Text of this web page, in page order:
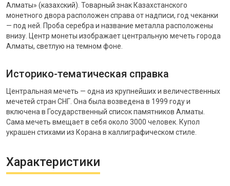
Алматы» (казахский). Товарный знак Казахстанского
монетного двора расположен справа от надписи, год чеканки
— под ней. Проба серебра и название металла расположены
внизу. Центр монеты изображает центральную мечеть города
Алматы, светлую на темном фоне.
Историко-тематическая справка
Центральная мечеть — одна из крупнейших и величественных
мечетей стран СНГ. Она была возведена в 1999 году и
включена в Государственный список памятников Алматы.
Сама мечеть вмещает в себя около 3000 человек. Купол
украшен стихами из Корана в каллиграфическом стиле.
Характеристики